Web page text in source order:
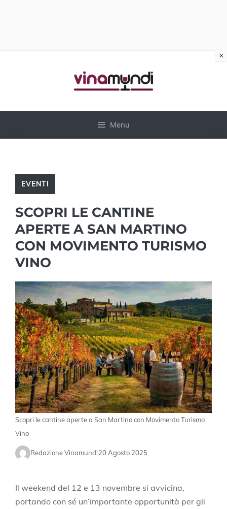
Menu
EVENTI
SCOPRI LE CANTINE
APERTE A SAN MARTINO
CON MOVIMENTO TURISMO
VINO
Scopri le cantine aperte a San Martino con Movimento Turismo
Vino
Redazione Vinamundi20 Agosto 2025
Il weekend del 12 e 13 novembre si avvicina,
portando con sé un’importante opportunità per gli
×